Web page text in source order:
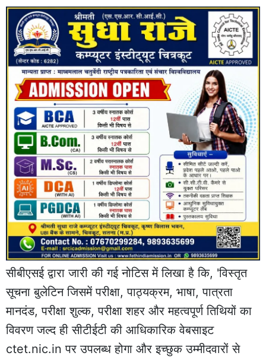
सीबीएसई द्वारा जारी की गई नोटिस में लिखा है कि, 'विस्तृत
सूचना बुलेटिन जिसमें परीक्षा, पाठ्यक्रम, भाषा, पात्रता
मानदंड, परीक्षा शुल्क, परीक्षा शहर और महत्वपूर्ण तिथियों का
विवरण जल्द ही सीटीईटी की आधिकारिक वेबसाइट
ctet.nic.in पर उपलब्ध होगा और इच्छुक उम्मीदवारों से